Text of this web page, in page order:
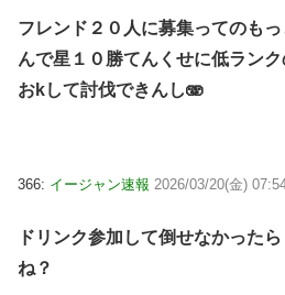
フレンド２０人に募集ってのも
んで星１０勝てんくせに低ラン
おkして討伐できんし🫨
366: イージャン速報 2026/03/20(金)
ドリンク参加して倒せなかった
ね？